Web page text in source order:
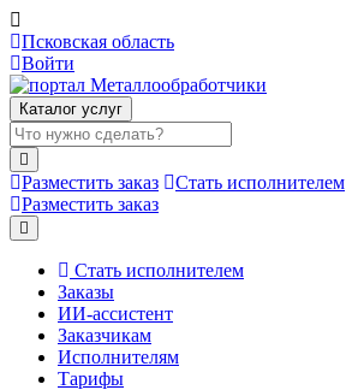
Псковская область
Войти
Каталог услуг
Разместить заказ
Стать исполнителем
Разместить заказ
Стать исполнителем
Заказы
ИИ-ассистент
Заказчикам
Исполнителям
Тарифы